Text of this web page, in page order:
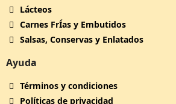
Lácteos
Carnes FrÍ­as y Embutidos
Salsas, Conservas y Enlatados
Ayuda
Términos y condiciones
Políticas de privacidad